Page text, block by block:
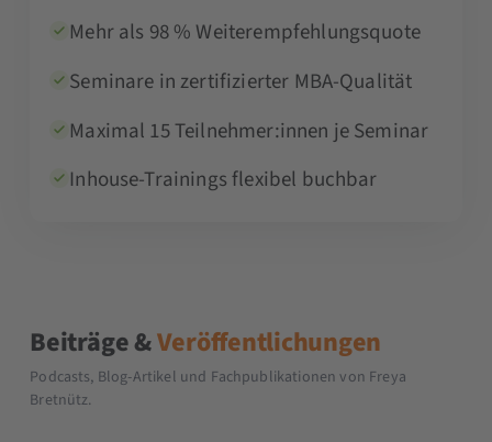
Mehr als 98 % Weiterempfehlungsquote
Seminare in zertifizierter MBA-Qualität
Maximal 15 Teilnehmer:innen je Seminar
Inhouse-Trainings flexibel buchbar
Beiträge &Veröffentlichungen
Podcasts, Blog-Artikel und Fachpublikationen von Freya
Bretnütz.